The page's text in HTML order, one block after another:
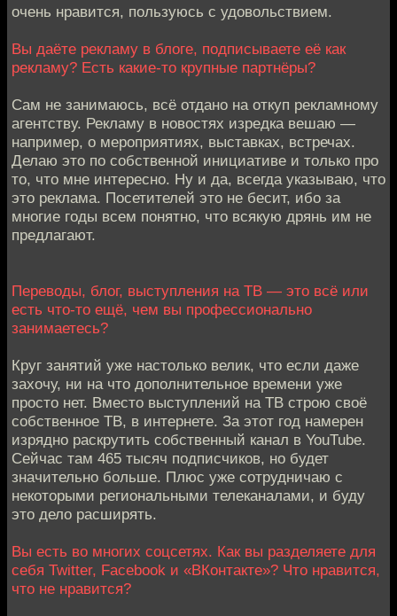
очень нравится, пользуюсь с удовольствием.
Вы даёте рекламу в блоге, подписываете её как
рекламу? Есть какие-то крупные партнёры?
Сам не занимаюсь, всё отдано на откуп рекламному
агентству. Рекламу в новостях изредка вешаю —
например, о мероприятиях, выставках, встречах.
Делаю это по собственной инициативе и только про
то, что мне интересно. Ну и да, всегда указываю, что
это реклама. Посетителей это не бесит, ибо за
многие годы всем понятно, что всякую дрянь им не
предлагают.
Переводы, блог, выступления на ТВ — это всё или
есть что-то ещё, чем вы профессионально
занимаетесь?
Круг занятий уже настолько велик, что если даже
захочу, ни на что дополнительное времени уже
просто нет. Вместо выступлений на ТВ строю своё
собственное ТВ, в интернете. За этот год намерен
изрядно раскрутить собственный канал в YouTube.
Сейчас там 465 тысяч подписчиков, но будет
значительно больше. Плюс уже сотрудничаю с
некоторыми региональными телеканалами, и буду
это дело расширять.
Вы есть во многих соцсетях. Как вы разделяете для
себя Twitter, Facebook и «ВКонтакте»? Что нравится,
что не нравится?